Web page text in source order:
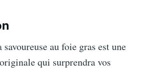
au foie gras est une
qui surprendra vos